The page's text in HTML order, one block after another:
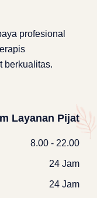
profesional
berkualitas.
Layanan Pijat
8.00 - 22.00
24 Jam
24 Jam